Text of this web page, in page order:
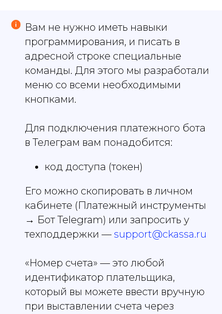
Вам не нужно иметь навыки
программирования, и писать в
адресной строке специальные
команды. Для этого мы разработали
меню со всеми необходимыми
кнопками.
Для подключения платежного бота
в Телеграм вам понадобится:
код доступа (токен)
Его можно скопировать в личном
кабинете (Платежный инструменты
→ Бот Telegram) или запросить у
техподдержки — support@ckassa.ru
«Номер счета» — это любой
идентификатор плательщика,
который вы можете ввести вручную
при выставлении счета через